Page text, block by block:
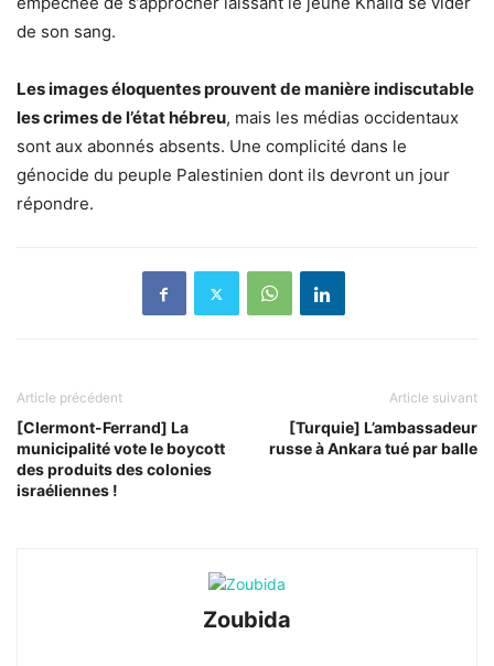
de son sang.
Les images éloquentes prouvent de manière indiscutable
les crimes de l’état hébreu, mais les médias occidentaux
sont aux abonnés absents. Une complicité dans le
génocide du peuple Palestinien dont ils devront un jour
répondre.
Article précédent
[Clermont-Ferrand] La
municipalité vote le boycott
des produits des colonies
israéliennes !
Article suivant
[Turquie] L’ambassadeur
russe à Ankara tué par balle
Zoubida